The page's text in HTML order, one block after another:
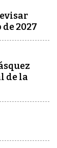
2027
de la